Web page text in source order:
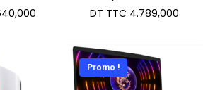
DT TTC 4.789,000
Promo !